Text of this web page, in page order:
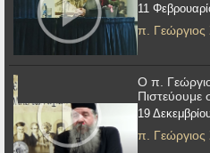
11
π. Γεώργιος
Ο π.
Πιστεύουμε
19
π. Γεώργιος